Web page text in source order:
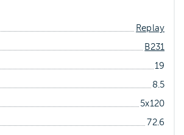
Replay
B231
19
8.5
5x120
72.6